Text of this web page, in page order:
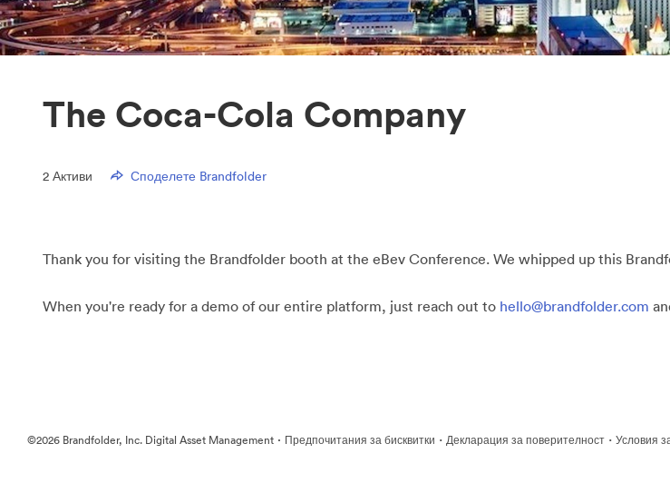
The Coca-Cola Company
2 Активи Споделете Brandfolder
Thank you for visiting the Brandfolder booth at the eBev Conference. We whipped up this
When you're ready for a demo of our entire platform, just reach out to hello@brandfolder.com
©2026 Brandfolder, Inc. Digital Asset Management · Предпочитания за бисквитки · Декларация за поверителност · Условия